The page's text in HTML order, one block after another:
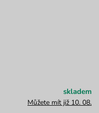
skladem
Můžete mít již 10. 08.